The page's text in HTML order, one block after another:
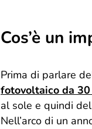
Cos’è un
Prima di parlare
fotovoltaico da
al sole e quindi
Nell’arco di un